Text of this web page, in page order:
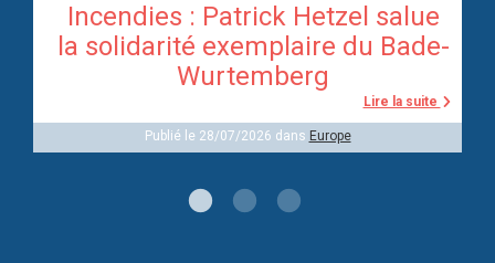
Incendies : Patrick Hetzel salue
la solidarité exemplaire du Bade-
Wurtemberg
Lire la suite
Publié le 28/07/2026 dans Europe